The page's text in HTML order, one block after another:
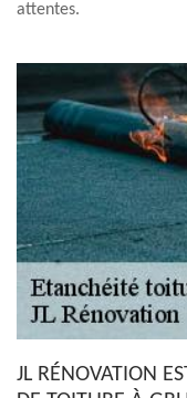
attentes.
JL RÉNOVATION